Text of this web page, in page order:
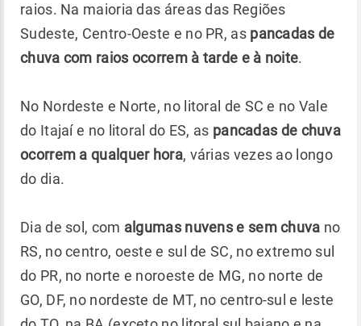
raios. Na maioria das áreas das Regiões
Sudeste, Centro-Oeste e no PR, as pancadas de
chuva com raios ocorrem à tarde e à noite.
No Nordeste e Norte, no litoral de SC e no Vale
do Itajaí e no litoral do ES, as pancadas de chuva
ocorrem a qualquer hora, várias vezes ao longo
do dia.
Dia de sol, com algumas nuvens e sem chuva no
RS, no centro, oeste e sul de SC, no extremo sul
do PR, no norte e noroeste de MG, no norte de
GO, DF, no nordeste de MT, no centro-sul e leste